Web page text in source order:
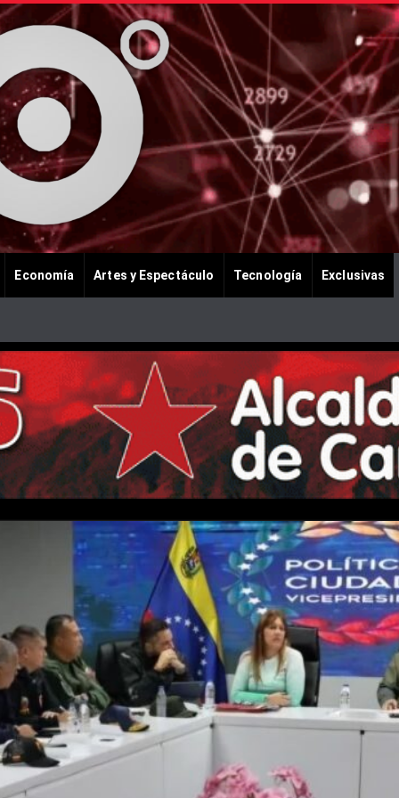
Economía Artes y Espectáculo Tecnología Exclusivas